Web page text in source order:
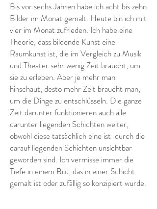
Bis vor sechs Jahren habe ich acht bis zehn
Bilder im Monat gemalt. Heute bin ich mit
vier im Monat zufrieden. Ich habe eine
Theorie, dass bildende Kunst eine
Raumkunst ist, die im Vergleich zu Musik
und Theater sehr wenig Zeit braucht, um
sie zu erleben. Aber je mehr man
hinschaut, desto mehr Zeit braucht man,
um die Dinge zu entschlüsseln. Die ganze
Zeit darunter funktionieren auch alle
darunter liegenden Schichten weiter,
obwohl diese tatsächlich eine ist durch die
darauf liegenden Schichten unsichtbar
geworden sind. Ich vermisse immer die
Tiefe in einem Bild, das in einer Schicht
gemalt ist oder zufällig so konzipiert wurde.